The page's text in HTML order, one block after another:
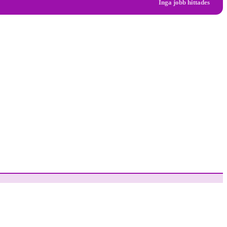
Inga jobb hittades